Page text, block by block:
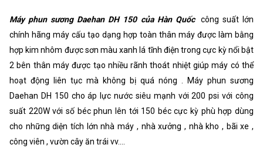
Máy phun sương Daehan DH 150 của Hàn Quốc
công suất lớn
chính hãng máy cấu tạo dạng hợp toàn thân máy được làm bằng
hợp kim nhôm được sơn màu xanh lá tĩnh điện trong cực kỳ nổi bật
2 bên thân máy được tạo nhiều rãnh thoát nhiệt giúp máy có thể
hoạt động liên tục mà không bị quá nóng . Máy phun sương
Daehan DH 150 cho áp lực nước siêu mạnh với 200 psi với công
suất 220W với số béc phun lên tới 150 béc cực kỳ phù hợp dùng
cho những diện tích lớn nhà máy , nhà xưởng , nhà kho , bãi xe ,
công viên , vườn cây ăn trái vv....